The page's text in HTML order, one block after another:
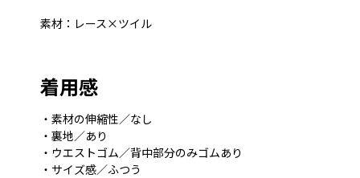
素材：レース×ツイル
着用感
・素材の伸縮性／なし
・裏地／あり
・ウエストゴム／背中部分のみゴムあり
・サイズ感／ふつう